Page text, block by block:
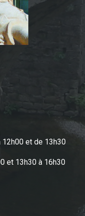
12h00 et de 13h30
et 13h30 à 16h30